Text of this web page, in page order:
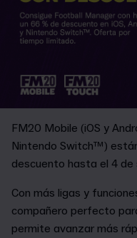
FM20 Mobile (iOS y
Nintendo Switch™)
descuento hasta el 4 de
Con más ligas y
compañero perfecto
permite avanzar más